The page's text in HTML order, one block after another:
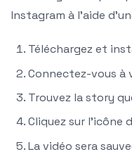
Instagram à l’aide
Téléchargez et
Connectez-vous à
Trouvez la story
Cliquez sur l’icône
La vidéo sera